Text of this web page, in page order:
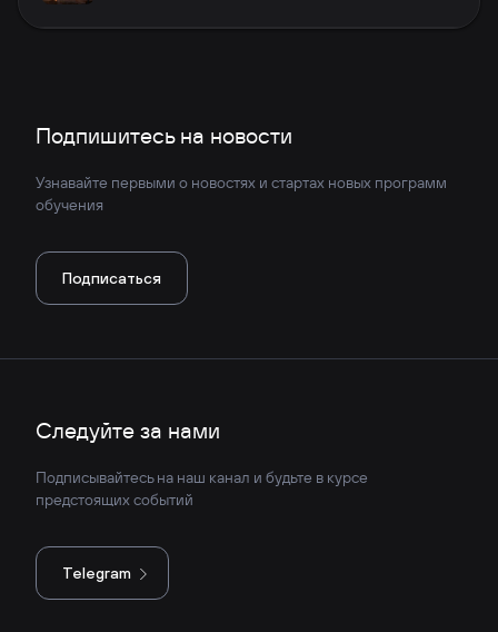
Подпишитесь на новости
Узнавайте первыми о новостях и стартах новых программ
обучения
Подписаться
Следуйте за нами
Подписывайтесь на наш канал и будьте в курсе
предстоящих событий
Telegram